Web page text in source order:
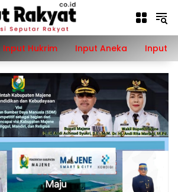
Input Hukrim Input Aneka Input